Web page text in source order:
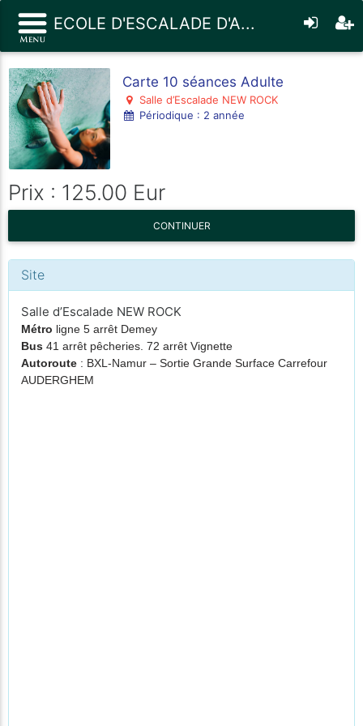
ECOLE D'ESCALADE D'A...
Carte 10 séances Adulte
Salle d’Escalade NEW ROCK
Périodique : 2 année
Prix : 125.00 Eur
CONTINUER
Site
Salle d’Escalade NEW ROCK
Métro ligne 5 arrêt Demey
Bus 41 arrêt pêcheries. 72 arrêt Vignette
Autoroute : BXL-Namur – Sortie Grande Surface Carrefour
AUDERGHEM